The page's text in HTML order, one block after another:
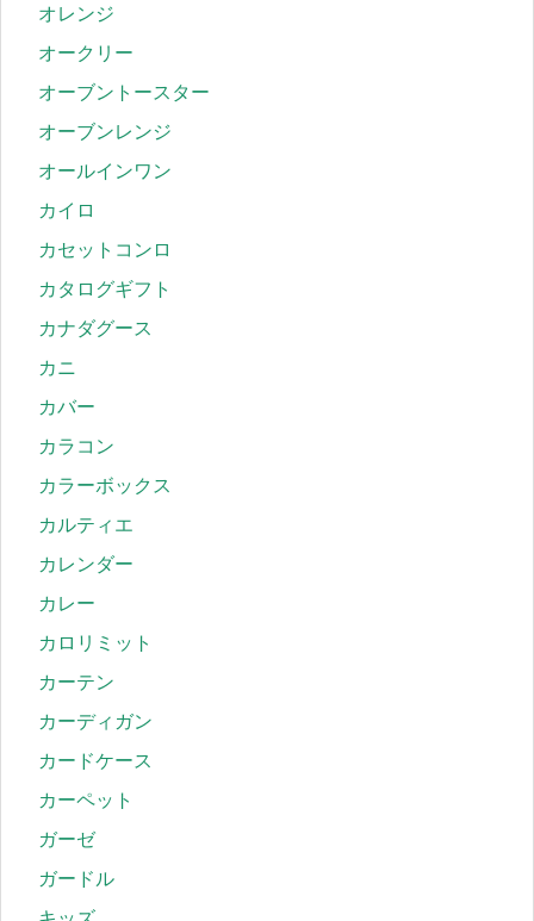
オレンジ
オークリー
オーブントースター
オーブンレンジ
オールインワン
カイロ
カセットコンロ
カタログギフト
カナダグース
カニ
カバー
カラコン
カラーボックス
カルティエ
カレンダー
カレー
カロリミット
カーテン
カーディガン
カードケース
カーペット
ガーゼ
ガードル